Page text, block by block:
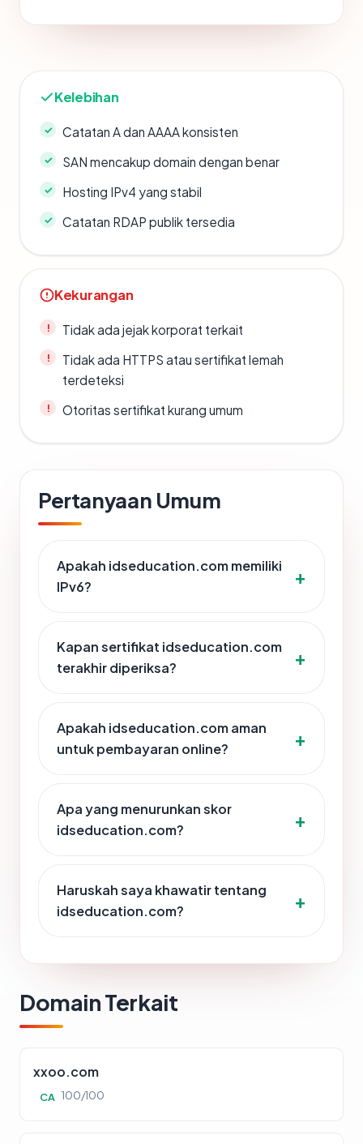
Kelebihan
Catatan A dan AAAA konsisten
SAN mencakup domain dengan benar
Hosting IPv4 yang stabil
Catatan RDAP publik tersedia
Kekurangan
Tidak ada jejak korporat terkait
Tidak ada HTTPS atau sertifikat lemah
terdeteksi
Otoritas sertifikat kurang umum
Pertanyaan Umum
Apakah idseducation.com memiliki
IPv6?
Kapan sertifikat idseducation.com
terakhir diperiksa?
Apakah idseducation.com aman
untuk pembayaran online?
Apa yang menurunkan skor
idseducation.com?
Haruskah saya khawatir tentang
idseducation.com?
Domain Terkait
xxoo.com
CA 100/100